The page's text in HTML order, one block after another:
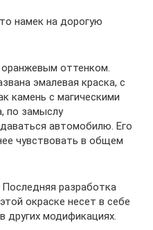
намек на дорогую
оттенком.
эмалевая краска, с
камень с магическими
по замыслу
автомобилю. Его
чувствовать в общем
разработка
окраске несет в себе
других модификациях.